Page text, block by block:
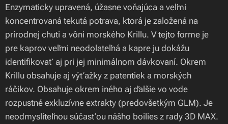
Enzymaticky upravená, úžasne voňajúca a veľmi
koncentrovaná tekutá potrava, ktorá je založená na
prírodnej chuti a vôni morského Krillu. V tejto forme je
pre kaprov veľmi neodolateľná a kapre ju dokážu
identifikovať aj pri jej minimálnom dávkovaní. Okrem
Krillu obsahuje aj výťažky z patentiek a morských
ráčikov. Obsahuje okrem iného aj ďalšie vo vode
rozpustné exkluzívne extrakty (predovšetkým GLM). Je
neodmysliteľnou súčasťou nášho boilies z rady 3D MAX.